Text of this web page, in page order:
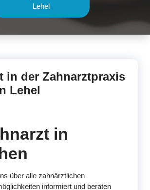
Lehel
in der Zahnarztpraxis
Lehel
in
über alle zahnärztlichen
informiert und beraten